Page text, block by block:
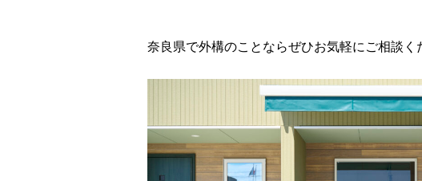
奈良県で外構のことならぜひお気軽にご相談く